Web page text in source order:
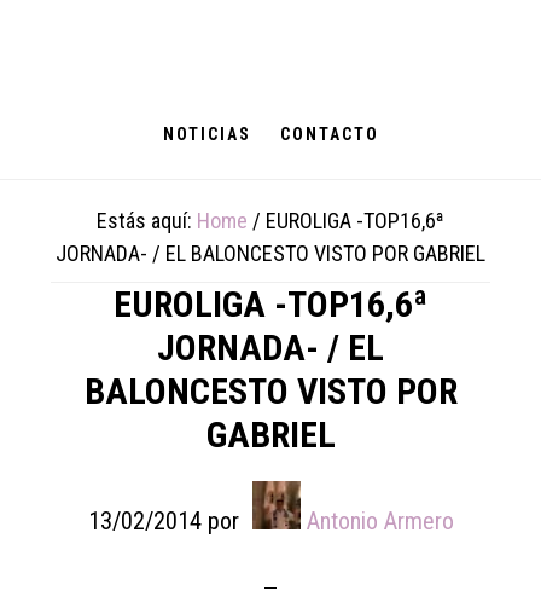
NOTICIAS CONTACTO
Estás aquí: Home / EUROLIGA -TOP16,6ª
JORNADA- / EL BALONCESTO VISTO POR GABRIEL
EUROLIGA -TOP16,6ª
JORNADA- / EL
BALONCESTO VISTO POR
GABRIEL
13/02/2014por Antonio Armero